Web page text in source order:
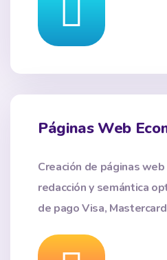
Páginas Web
Creación de páginas
redacción y semántica
de pago Visa,